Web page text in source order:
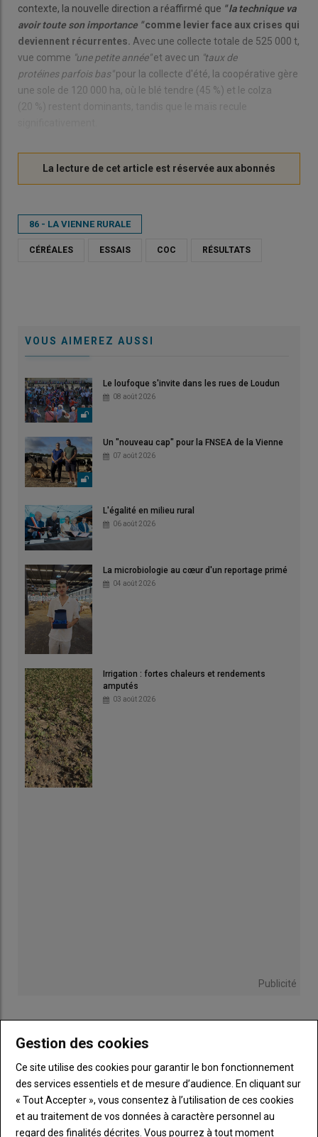
contexte, la nouvelle direction a réaffirmé que " la technique va
avoir toute son importance " comme levier face aux crises qui
deviennent récurrentes. Avec une collecte totale de 525 000 t,
vue comme "une petite année"et avec un "taux de
protéines parfois bas"pour la collecte d'été, la coopérative gère
une sole de 120 000 ha, où le blé tendre (45 %) et le colza
86 - LA VIENNE RURALE
CÉRÉALES ESSAIS COC RÉSULTATS
VOUS AIMEREZ AUSSI
Le loufoque s'invite dans les rues de Loudun
08 août 2026
Un "nouveau cap" pour la FNSEA de la Vienne
07 août 2026
L'égalité en milieu rural
06 août 2026
La microbiologie au cœur d'un reportage primé
04 août 2026
Irrigation : fortes chaleurs et rendements
amputés
03 août 2026
Publicité
Sous-
titre
Vous êtes abonné(e)
TITRE IDENTIFIEZ-VOUS
Body
Connectez-vous à votre compte pour profiter
de votre abonnement
Gestion des cookies
Ce site utilise des cookies pour garantir le bon fonctionnement
des services essentiels et de mesure d’audience. En cliquant sur
« Tout Accepter », vous consentez à l’utilisation de ces cookies
et au traitement de vos données à caractère personnel au
regard des finalités décrites. Vous pourrez à tout moment